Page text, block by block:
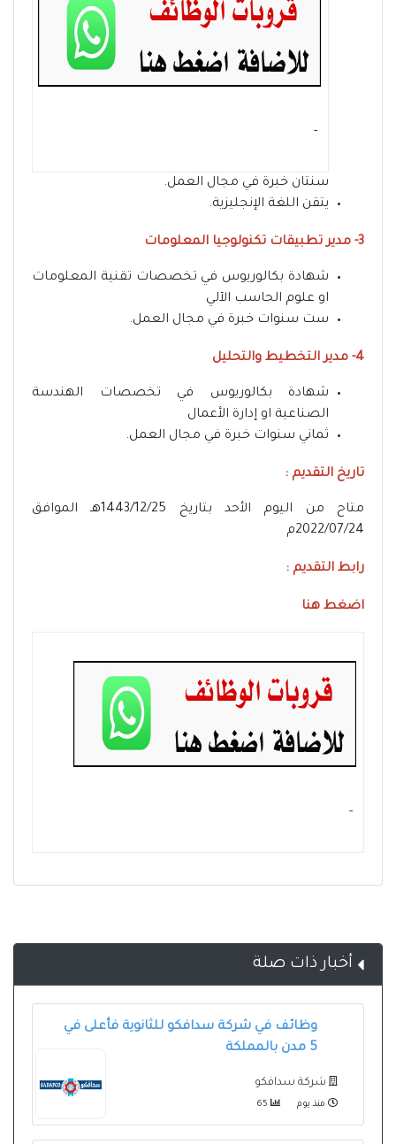
- ‏
سنتان خبرة في مجال العمل.
يتقن اللغة الإنجليزية.
3- مدير تطبيقات تكنولوجيا المعلومات
شهادة بكالوريوس في تخصصات تقنية المعلومات
او علوم الحاسب الآلي
ست سنوات خبرة في مجال العمل.
4- مدير التخطيط والتحليل
شهادة بكالوريوس في تخصصات الهندسة
الصناعية او إدارة الأعمال
ثماني سنوات خبرة في مجال العمل.
تاريخ التقديم :
متاح من اليوم الأحد بتاريخ 1443/12/25هـ الموافق
2022/07/24م
رابط التقديم :
اضغط هنا
- ‏
أخبار ذات صلة
وظائف في شركة سدافكو للثانوية فأعلى في
5 مدن بالمملكة
شركة سدافكو
منذ يوم